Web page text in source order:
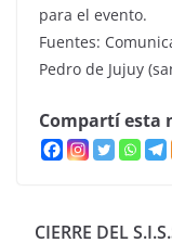
para el evento.
Fuentes:
Pedro de Jujuy
Compartí esta
CIERRE DEL